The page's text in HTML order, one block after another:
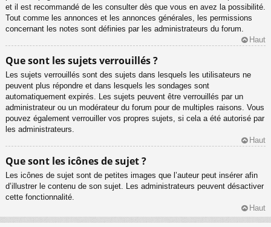
et il est recommandé de les consulter dès que vous en avez la possibilité.
Tout comme les annonces et les annonces générales, les permissions
concernant les notes sont définies par les administrateurs du forum.
Haut
Que sont les sujets verrouillés ?
Les sujets verrouillés sont des sujets dans lesquels les utilisateurs ne
peuvent plus répondre et dans lesquels les sondages sont
automatiquement expirés. Les sujets peuvent être verrouillés par un
administrateur ou un modérateur du forum pour de multiples raisons. Vous
pouvez également verrouiller vos propres sujets, si cela a été autorisé par
les administrateurs.
Haut
Que sont les icônes de sujet ?
Les icônes de sujet sont de petites images que l’auteur peut insérer afin
d’illustrer le contenu de son sujet. Les administrateurs peuvent désactiver
cette fonctionnalité.
Haut